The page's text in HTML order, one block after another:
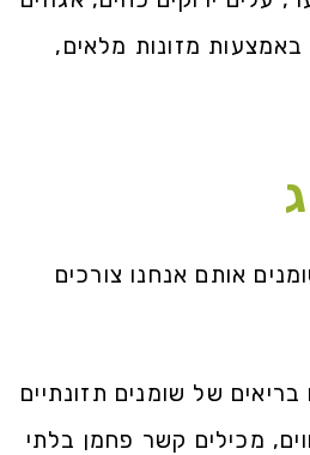
באמצעות מזונות מלאים,
אותם אנחנו צורכים
של שומנים תזונתיים
מכילים קשר פחמן בלתי